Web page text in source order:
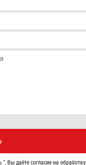
Вы даёте согласие на обработку